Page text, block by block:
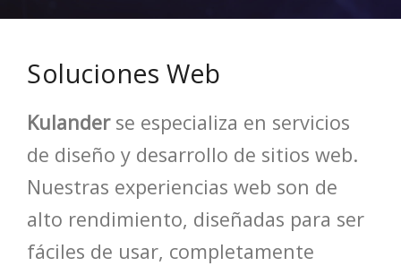
Soluciones Web
Kulanderse especializa en servicios
de diseño y desarrollo de sitios web.
Nuestras experiencias web son de
alto rendimiento, diseñadas para ser
fáciles de usar, completamente